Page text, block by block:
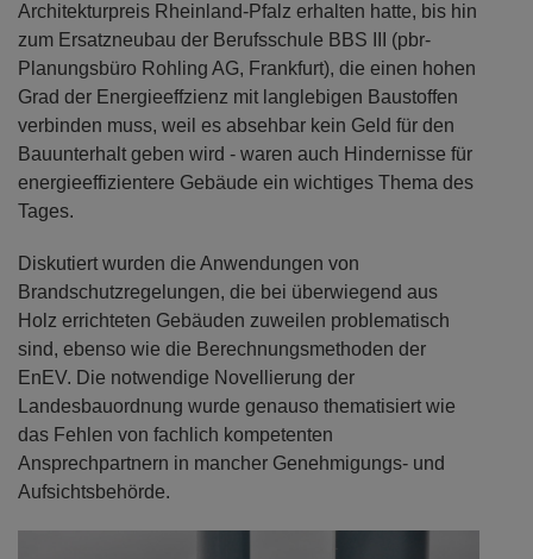
Architekturpreis Rheinland-Pfalz erhalten hatte, bis hin
zum Ersatzneubau der Berufsschule BBS III (pbr-
Planungsbüro Rohling AG, Frankfurt), die einen hohen
Grad der Energieeffzienz mit langlebigen Baustoffen
verbinden muss, weil es absehbar kein Geld für den
Bauunterhalt geben wird - waren auch Hindernisse für
energieeffizientere Gebäude ein wichtiges Thema des
Tages.
Diskutiert wurden die Anwendungen von
Brandschutzregelungen, die bei überwiegend aus
Holz errichteten Gebäuden zuweilen problematisch
sind, ebenso wie die Berechnungsmethoden der
EnEV. Die notwendige Novellierung der
Landesbauordnung wurde genauso thematisiert wie
das Fehlen von fachlich kompetenten
Ansprechpartnern in mancher Genehmigungs- und
Aufsichtsbehörde.